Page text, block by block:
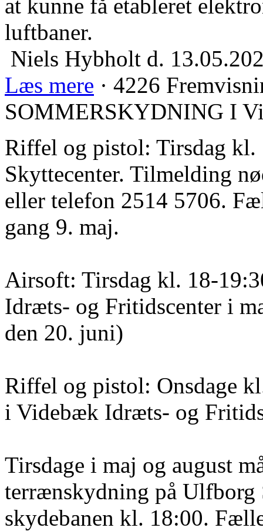
at kunne få etableret
luftbaner.
Niels Hybholt d.
Læs mere · 4226
SOMMERSKYDNING I
Riffel og pistol: Tirsdag
Skyttecenter. Tilmelding
eller telefon 2514 5706.
gang 9. maj.
Airsoft: Tirsdag kl. 18-
Idræts- og Fritidscenter i
den 20. juni)
Riffel og pistol: Onsdage
i Videbæk Idræts- og
Tirsdage i maj og august
terrænskydning på Ulfborg
skydebanen kl. 18:00.